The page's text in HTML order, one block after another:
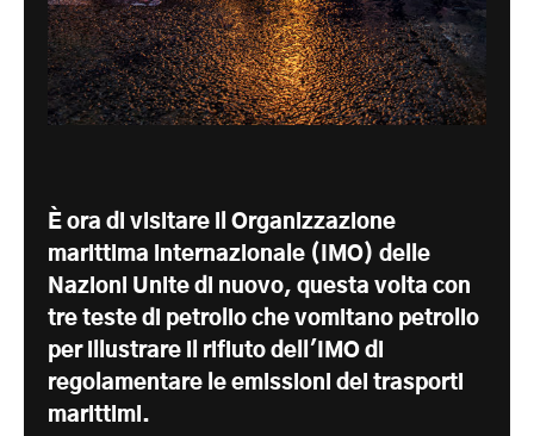
È ora di visitare il Organizzazione
marittima internazionale (IMO) delle
Nazioni Unite di nuovo, questa volta con
tre teste di petrolio che vomitano petrolio
per illustrare il rifiuto dell'IMO di
regolamentare le emissioni dei trasporti
marittimi.